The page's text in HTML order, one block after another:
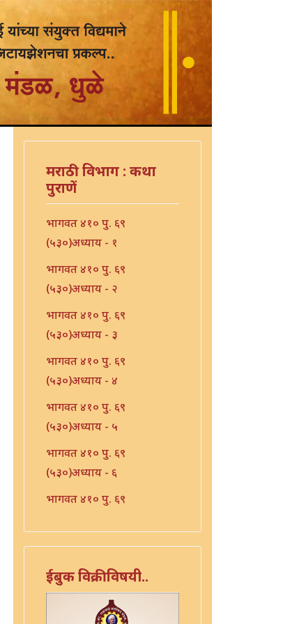
मराठी विभाग : कथा
पुराणें
भागवत ४१० पु. ६९
(५३०)अध्याय - १
भागवत ४१० पु. ६९
(५३०)अध्याय - २
भागवत ४१० पु. ६९
(५३०)अध्याय - ३
भागवत ४१० पु. ६९
(५३०)अध्याय - ४
भागवत ४१० पु. ६९
(५३०)अध्याय - ५
भागवत ४१० पु. ६९
(५३०)अध्याय - ६
भागवत ४१० पु. ६९
भारत - ४१० पु १०६ (५६७)
भारत - ४१० पु १०८(५६९)
भारत ४१० पु. ९०(५५१)
ईबुक विक्रीविषयी..